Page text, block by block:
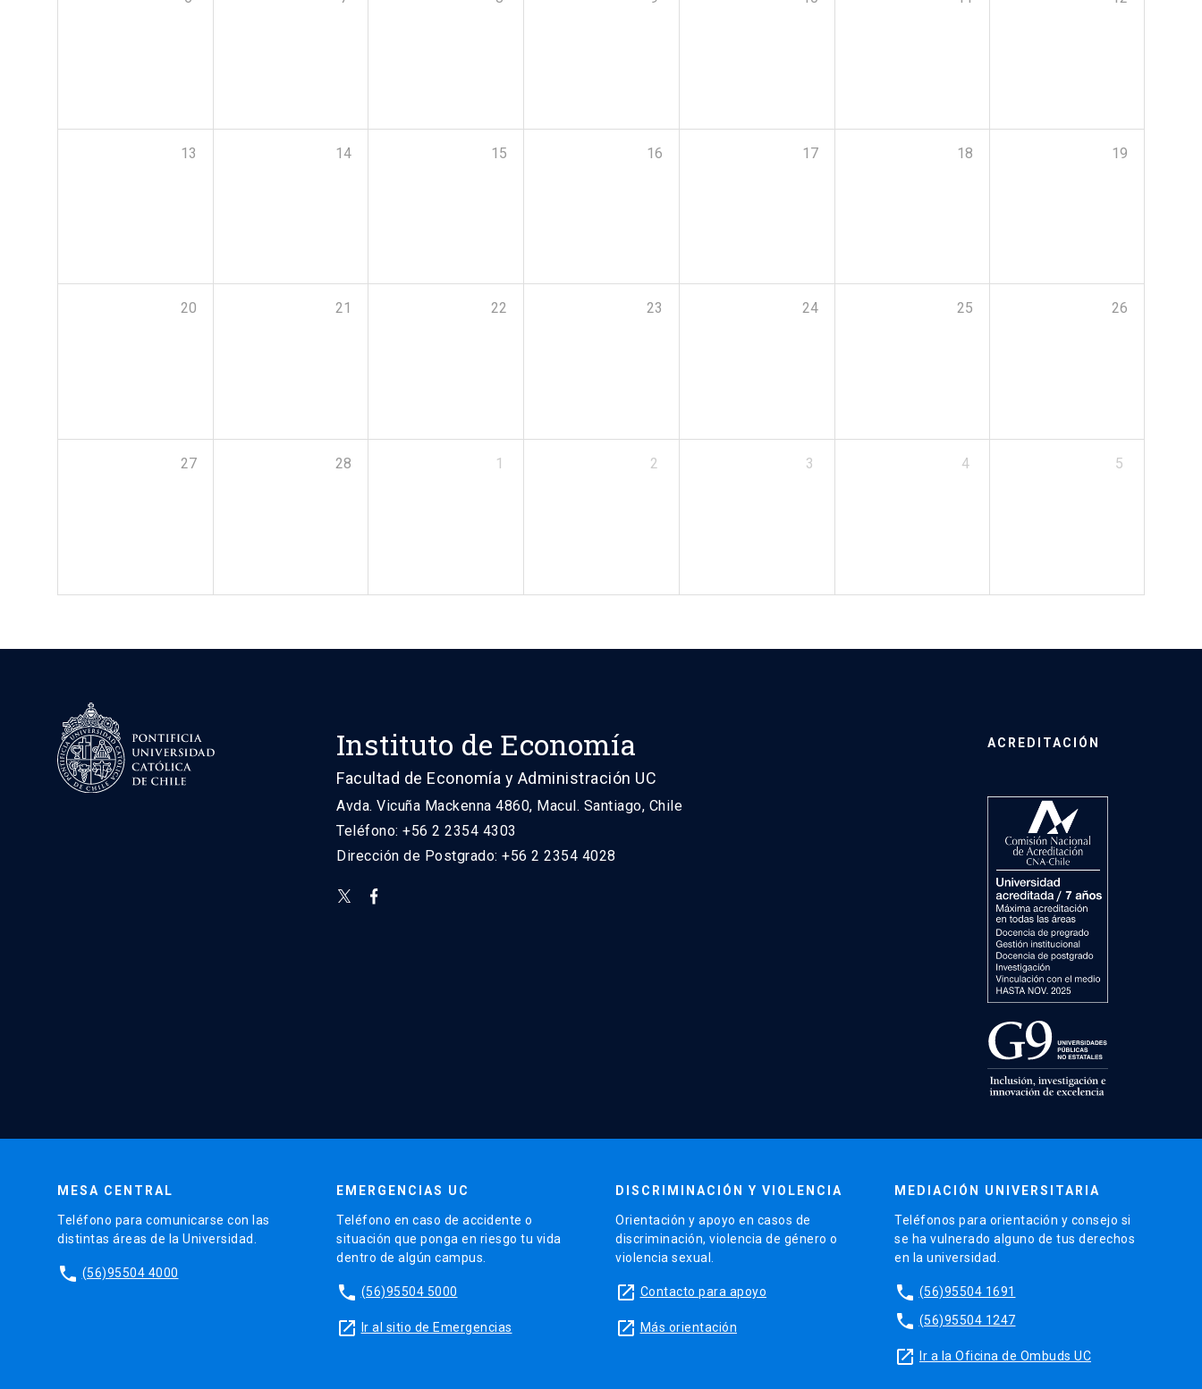
13 14 15 16 17 18 19
20 21 22 23 24 25 26
27 28 1 2 3 4 5
Instituto de Economía
Facultad de Economía y Administración UC
Avda. Vicuña Mackenna 4860, Macul. Santiago, Chile
Teléfono: +56 2 2354 4303
Dirección de Postgrado: +56 2 2354 4028
ACREDITACIÓN
MESA CENTRAL
Teléfono para comunicarse con las
distintas áreas de la Universidad.
phone (56)95504 4000
EMERGENCIAS UC
Teléfono en caso de accidente o
situación que ponga en riesgo tu vida
dentro de algún campus.
phone (56)95504 5000
launch Ir al sitio de Emergencias
DISCRIMINACIÓN Y VIOLENCIA
Orientación y apoyo en casos de
discriminación, violencia de género o
violencia sexual.
launch Contacto para apoyo
launch Más orientación
MEDIACIÓN UNIVERSITARIA
Teléfonos para orientación y consejo si
se ha vulnerado alguno de tus derechos
en la universidad.
phone (56)95504 1691
phone (56)95504 1247
launch Ir a la Oficina de Ombuds UC